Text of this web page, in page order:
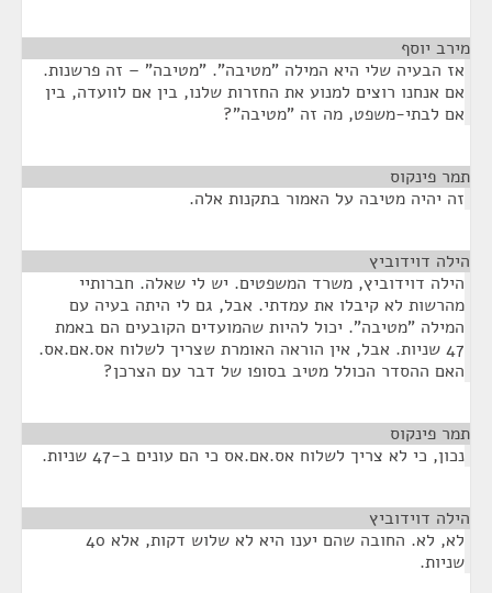
מירב יוסף
אז הבעיה שלי היא המילה "מטיבה". "מטיבה" – זה פרשנות.
אם אנחנו רוצים למנוע את החזרות שלנו, בין אם לוועדה, בין
אם לבתי-משפט, מה זה "מטיבה"?
תמר פינקוס
זה יהיה מטיבה על האמור בתקנות אלה.
הילה דוידוביץ
הילה דוידוביץ, משרד המשפטים. יש לי שאלה. חברותיי
מהרשות לא קיבלו את עמדתי. אבל, גם לי היתה בעיה עם
המילה "מטיבה". יכול להיות שהמועדים הקובעים הם באמת
47 שניות. אבל, אין הוראה האומרת שצריך לשלוח אס.אם.אס.
האם ההסדר הכולל מטיב בסופו של דבר עם הצרכן?
תמר פינקוס
נכון, כי לא צריך לשלוח אס.אם.אס כי הם עונים ב-47 שניות.
הילה דוידוביץ
לא, לא. החובה שהם יענו היא לא שלוש דקות, אלא 40
שניות.